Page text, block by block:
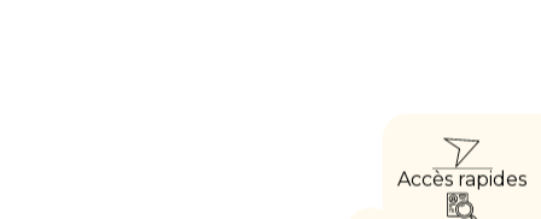
Accès rapides